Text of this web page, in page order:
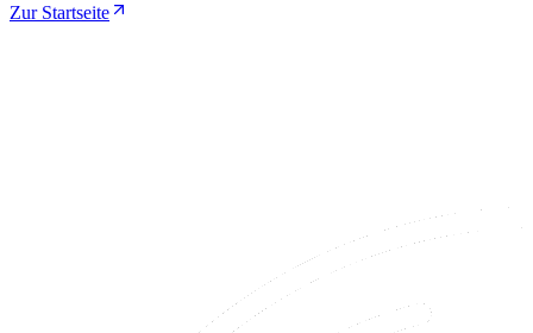
Zur Startseite